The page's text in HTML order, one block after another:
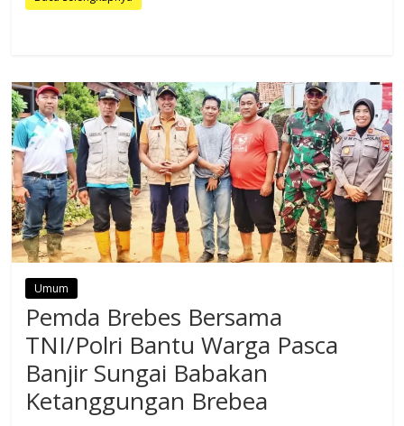
Umum
Pemda Brebes Bersama
TNI/Polri Bantu Warga Pasca
Banjir Sungai Babakan
Ketanggungan Brebea